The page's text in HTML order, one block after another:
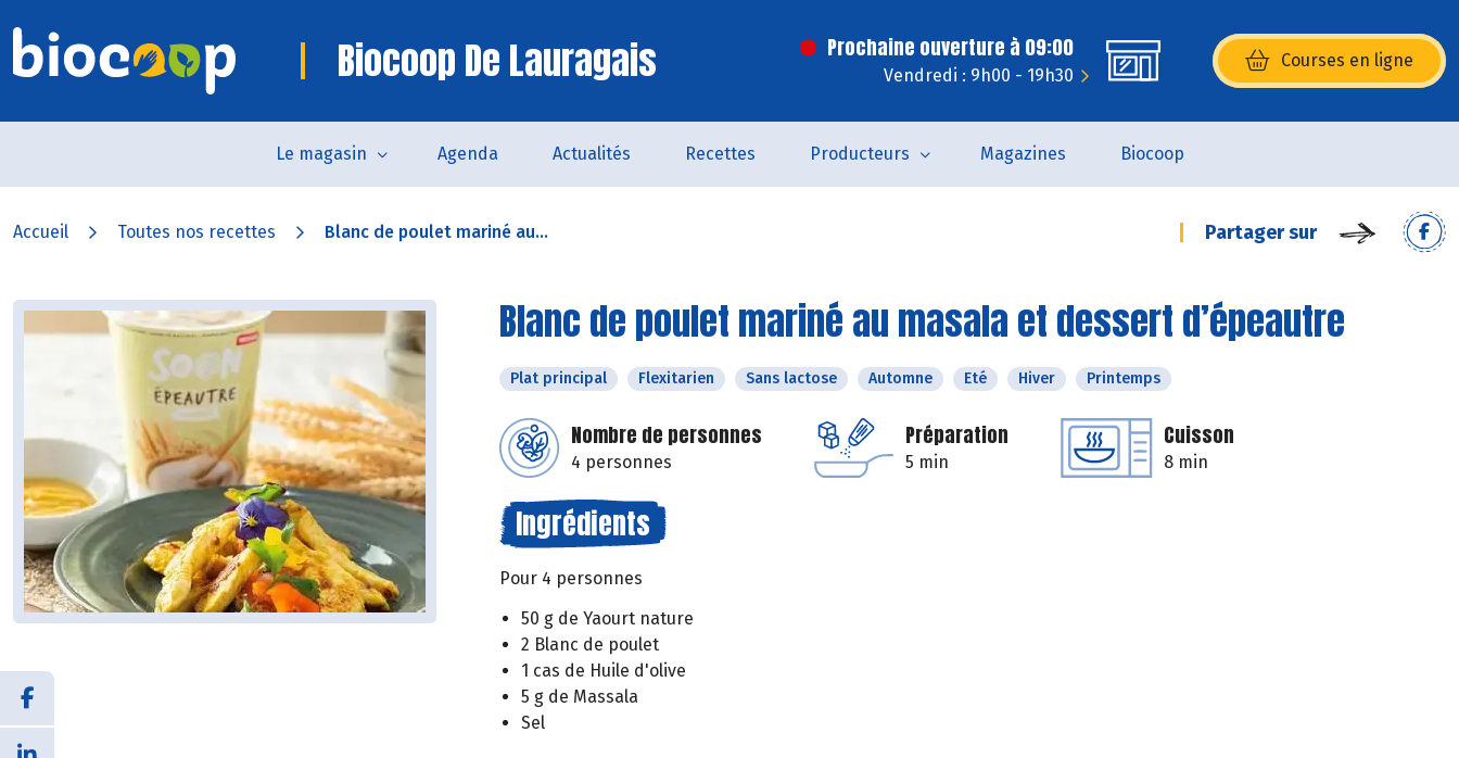
Biocoop De Lauragais Prochaine ouverture à 09:00
Vendredi : 9h00 - 19h30
Courses en ligne
(s’ouvre dans une nouvelle
Le magasin Agenda Actualités Recettes Producteurs Magazines Biocoop
Accueil Toutes nos recettes Blanc de poulet mariné au... Partager sur
Blanc de poulet mariné au masala et dessert d’épeautre
Plat principal Flexitarien Sans lactose Automne Eté Hiver Printemps
Nombre de personnes
4 personnes
Préparation
5 min
Cuisson
8 min
Ingrédients
Pour 4 personnes
50 g de Yaourt nature
2 Blanc de poulet
1 cas de Huile d'olive
5 g de Massala
Sel